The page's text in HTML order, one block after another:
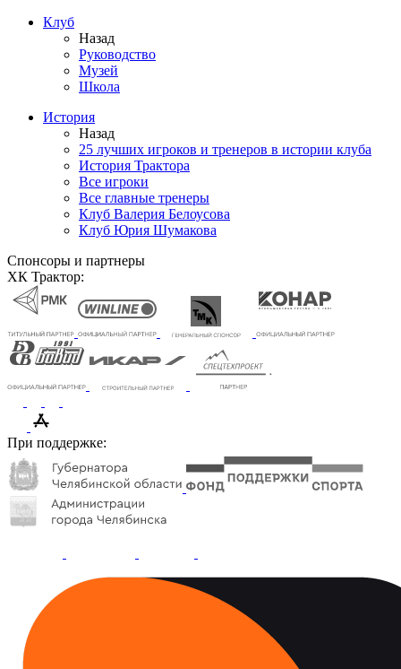
Клуб
Назад
Руководство
Музей
Школа
История
Назад
25 лучших игроков и тренеров в истории клуба
История Трактора
Все игроки
Все главные тренеры
Клуб Валерия Белоусова
Клуб Юрия Шумакова
Спонсоры и партнеры
ХК Трактор:
При поддержке: